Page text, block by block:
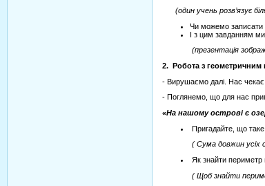
(один учень розв’язує
Чи можемо записати
І з цим завданням
(презентація
2. Робота з геометричним
- Вирушаємо далі. Нас чекає
- Поглянемо, що для нас
«На нашому острові є
Пригадайте, що
( Сума довжин усіх
Як знайти периметр
( Щоб знайти